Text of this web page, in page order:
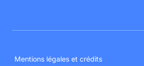
Mentions légales et crédits